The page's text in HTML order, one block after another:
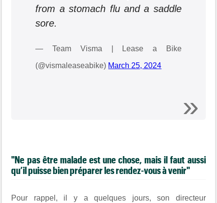
from a stomach flu and a saddle
sore.
— Team Visma | Lease a Bike
(@vismaleaseabike) March 25, 2024
"Ne pas être malade est une chose, mais il faut aussi
qu’il puisse bien préparer les rendez-vous à venir"
Pour rappel, il y a quelques jours,son directeur